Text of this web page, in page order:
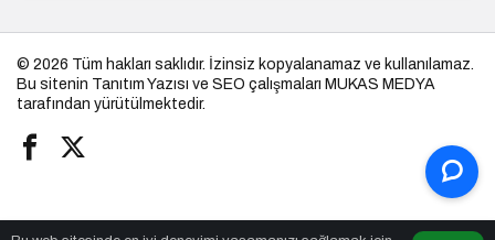
© 2026 Tüm hakları saklıdır. İzinsiz kopyalanamaz ve kullanılamaz.
Bu sitenin Tanıtım Yazısı ve SEO çalışmaları MUKAS MEDYA
tarafından yürütülmektedir.